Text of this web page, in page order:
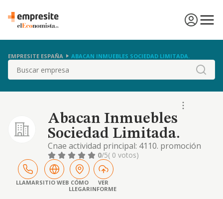
EMPRESITE ESPAÑA ABACAN INMUEBLES SOCIEDAD LIMITADA.
Buscar
Abacan Inmuebles
Sociedad Limitada.
Cnae actividad principal: 4110. promoción
inmobiliaria. 1. construcción, instalaciones y
mantenimiento. 2. comercio al por mayor y al
por menor. distribución comercial.
importación y exportación. 3. actividades
inmobiliarias. 4. actividades profesionales. 5.
0/5( 0 votos)
LLAMARSITIO WEB CÓMO
LLEGAR
VER
INFORME